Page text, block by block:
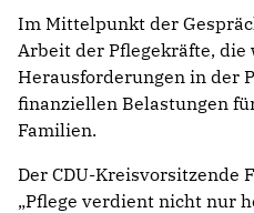
Im Mittelpunkt der
Arbeit der Pflegekräfte, die
Herausforderungen in der
finanziellen Belastungen
Familien.
Der CDU-Kreisvorsitzende
„Pflege verdient nicht nur